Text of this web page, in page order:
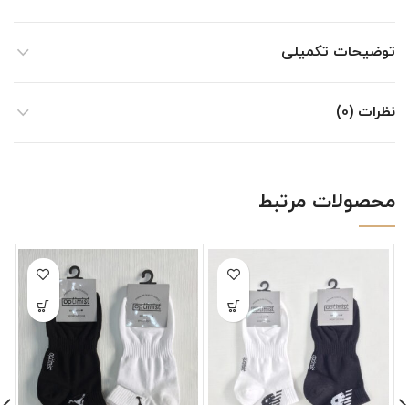
توضیحات تکمیلی
نظرات (0)
محصولات مرتبط